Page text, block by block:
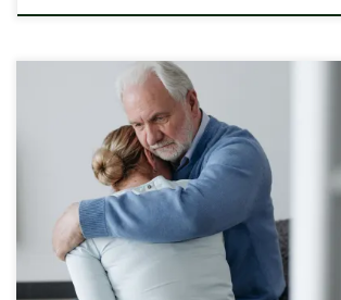
Jean 14/1-4 Que votre coeur ne se
Croyez en Dieu, et croyez en moi. Il y a
demeures dans la maison de mon Père.
pas, je vous l’aurais dit. Je vais […]